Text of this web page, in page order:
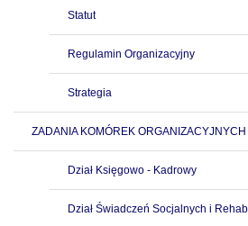
Statut
Regulamin Organizacyjny
Strategia
ZADANIA KOMÓREK ORGANIZACYJNYCH
Dział Księgowo - Kadrowy
Dział Świadczeń Socjalnych i